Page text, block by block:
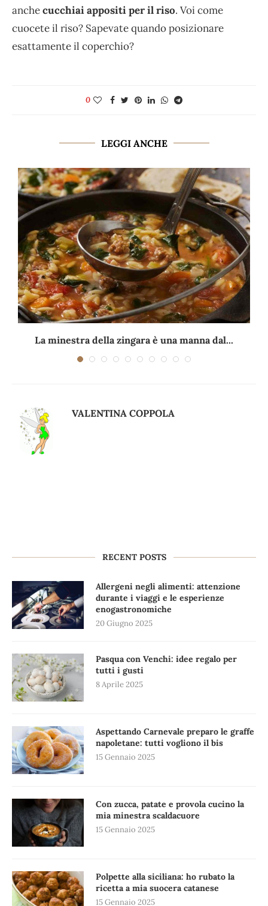
anchecucchiai appositi per il riso. Voi come
cuocete il riso? Sapevate quando posizionare
esattamente il coperchio?
0
LEGGI ANCHE
La minestra della zingara è una manna dal...
VALENTINA COPPOLA
RECENT POSTS
Allergeni negli alimenti: attenzione
durante i viaggi e le esperienze
enogastronomiche
20 Giugno 2025
Pasqua con Venchi: idee regalo per
tutti i gusti
8 Aprile 2025
Aspettando Carnevale preparo le graffe
napoletane: tutti vogliono il bis
15 Gennaio 2025
Con zucca, patate e provola cucino la
mia minestra scaldacuore
15 Gennaio 2025
Polpette alla siciliana: ho rubato la
ricetta a mia suocera catanese
15 Gennaio 2025